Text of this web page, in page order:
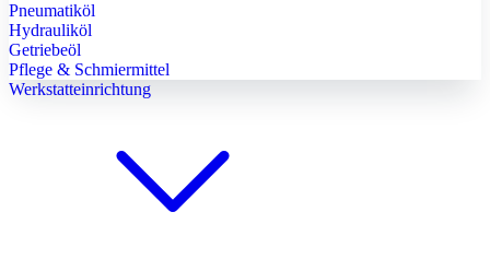
Pneumatiköl
Hydrauliköl
Getriebeöl
Pflege & Schmiermittel
Werkstatteinrichtung